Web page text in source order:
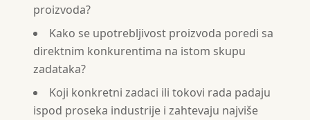
proizvoda?
Kako se upotrebljivost proizvoda poredi sa
direktnim konkurentima na istom skupu
zadataka?
Koji konkretni zadaci ili tokovi rada padaju
ispod proseka industrije i zahtevaju najviše